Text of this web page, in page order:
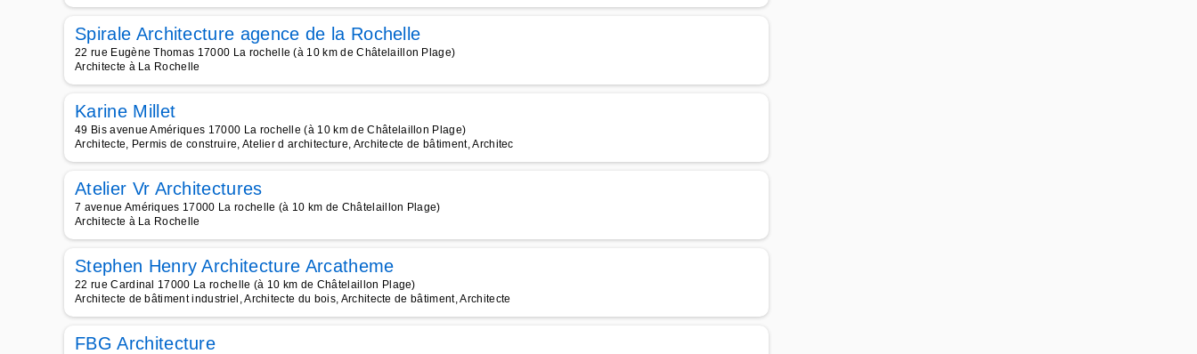
Spirale Architecture agence de la Rochelle
22 rue Eugène Thomas 17000 La rochelle (à 10 km de Châtelaillon Plage)
Architecte à La Rochelle
Karine Millet
49 Bis avenue Amériques 17000 La rochelle (à 10 km de Châtelaillon Plage)
Architecte, Permis de construire, Atelier d architecture, Architecte de bâtiment, Architec
Atelier Vr Architectures
7 avenue Amériques 17000 La rochelle (à 10 km de Châtelaillon Plage)
Architecte à La Rochelle
Stephen Henry Architecture Arcatheme
22 rue Cardinal 17000 La rochelle (à 10 km de Châtelaillon Plage)
Architecte de bâtiment industriel, Architecte du bois, Architecte de bâtiment, Architecte
FBG Architecture